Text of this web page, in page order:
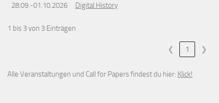
28.09.-01.10.2026 Digital History
1 bis 3 von 3 Einträgen
❮ 1 ❯
Alle Veranstaltungen und Call for Papers findest du hier: Klick!